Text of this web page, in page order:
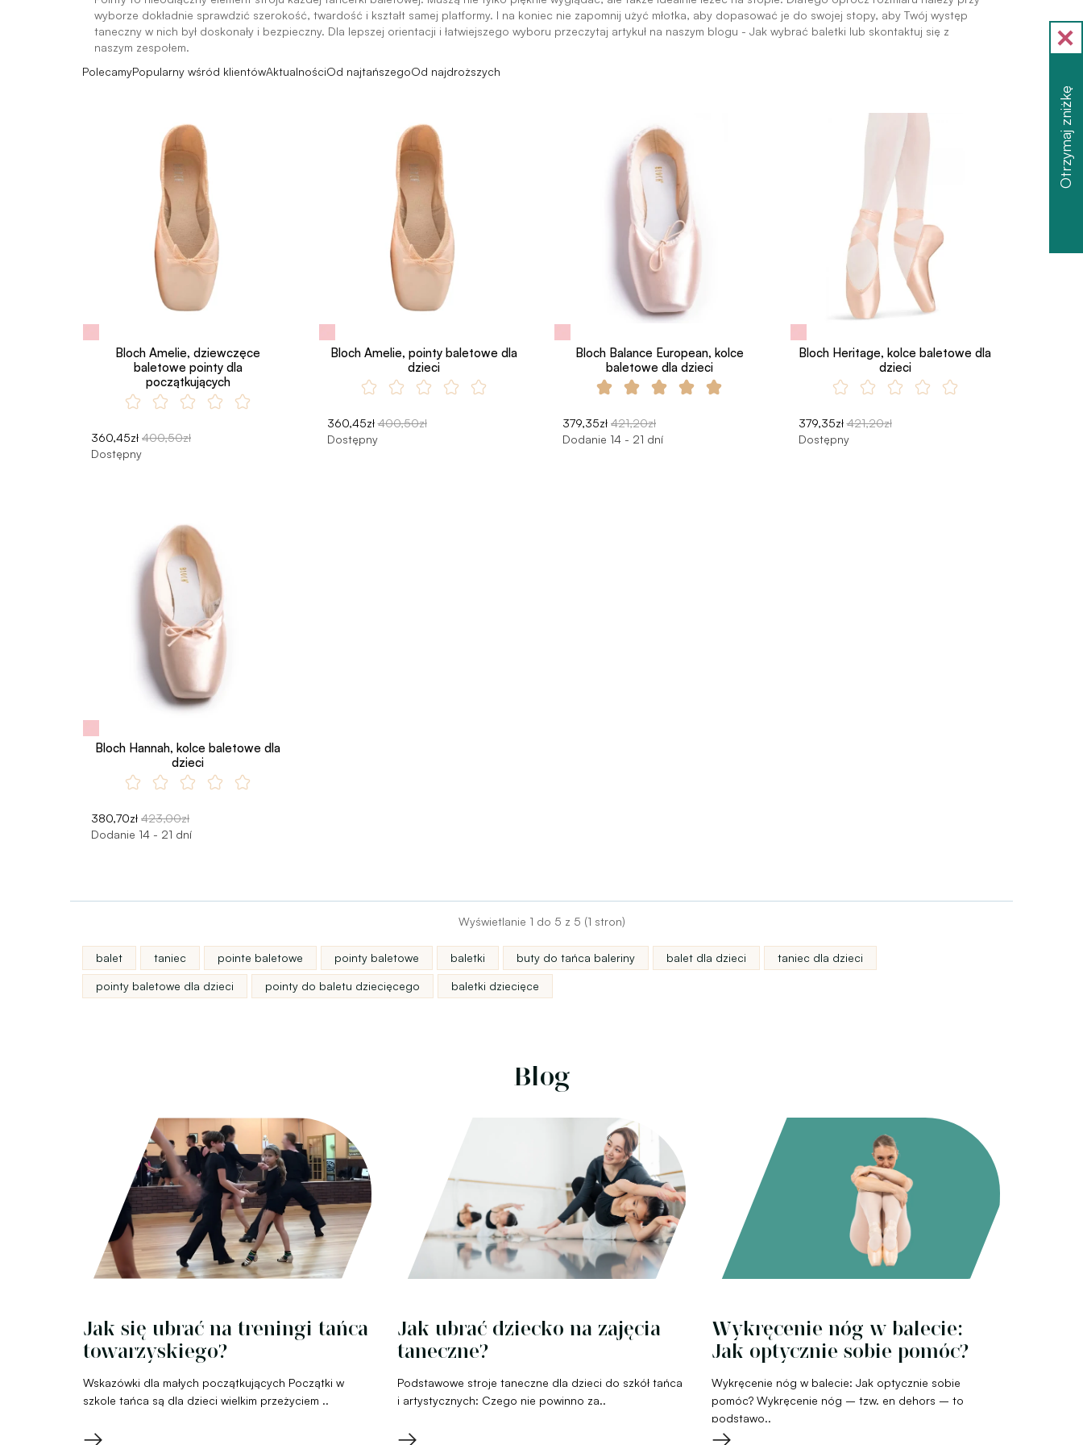
wyborze dokładnie sprawdzić szerokość, twardość i kształt samej platformy. I na koniec nie zapomnij użyć młotka, aby dopasować je do swojej stopy, aby Twój występ
taneczny w nich był doskonały i bezpieczny. Dla lepszej orientacji i łatwiejszego wyboru przeczytaj artykuł na naszym blogu - Jak wybrać baletki lub skontaktuj się z
naszym zespołem.
PolecamyPopularny wśród klientówAktualnościOd najtańszegoOd najdroższych
Bloch Amelie, dziewczęce
baletowe pointy dla
początkujących
360,45zł 400,50zł
Dostępny
Bloch Amelie, pointy baletowe dla
dzieci
360,45zł 400,50zł
Dostępny
Bloch Balance European, kolce
baletowe dla dzieci
379,35zł 421,20zł
Dodanie 14 - 21 dní
Bloch Heritage, kolce baletowe dla
dzieci
379,35zł 421,20zł
Dostępny
Bloch Hannah, kolce baletowe dla
dzieci
380,70zł 423,00zł
Dodanie 14 - 21 dní
Wyświetlanie 1 do 5 z 5 (1 stron)
balet taniec pointe baletowe pointy baletowe baletki buty do tańca baleriny balet dla dzieci taniec dla dzieci
pointy baletowe dla dzieci pointy do baletu dziecięcego baletki dziecięce
Blog
Jak się ubrać na treningi tańca
towarzyskiego?
Wskazówki dla małych początkujących Początki w
szkole tańca są dla dzieci wielkim przeżyciem ..
→
Jak ubrać dziecko na zajęcia
taneczne?
Podstawowe stroje taneczne dla dzieci do szkół tańca
i artystycznych: Czego nie powinno za..
→
Wykręcenie nóg w balecie:
Jak optycznie sobie pomóc?
Wykręcenie nóg w balecie: Jak optycznie sobie
pomóc? Wykręcenie nóg – tzw. en dehors – to
podstawo..
→
Otrzymaj zniżkę